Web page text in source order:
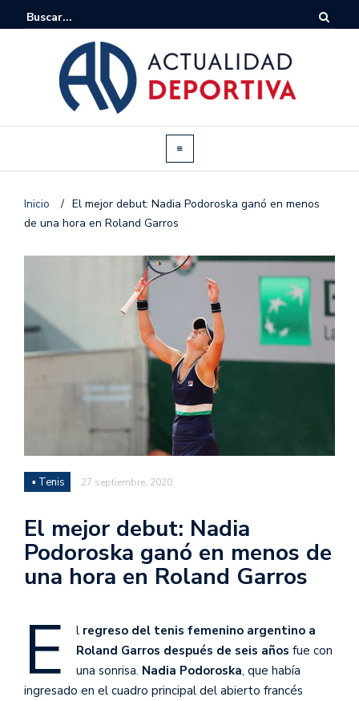
Inicio / El mejor debut: Nadia Podoroska ganó en menos
de una hora en Roland Garros
▪ Tenis 27 septiembre, 2020
El mejor debut: Nadia
Podoroska ganó en menos de
una hora en Roland Garros
E l regreso del tenis femenino argentino a
Roland Garros después de seis años fue con
una sonrisa. Nadia Podoroska, que había
ingresado en el cuadro principal del abierto francés